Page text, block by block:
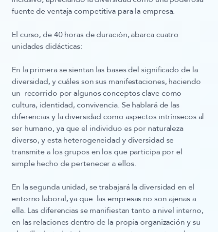
fuente de ventaja competitiva para la empresa.
El curso, de 40 horas de duración, abarca cuatro
unidades didácticas:
En la primera se sientan las bases delsignificado de la
diversidad, y cuáles son sus manifestaciones,haciendo
un recorrido por algunos conceptos clave como
cultura, identidad, convivencia. Se hablará de las
diferencias y la diversidad como aspectos intrínsecos al
ser humano, ya que el individuo es por naturaleza
diverso, y esta heterogeneidad y diversidad se
transmite a los grupos en los que participa por el
simple hecho de pertenecer a ellos.
En la segunda unidad, se trabajará la diversidad en el
entorno laboral, ya que las empresas no son ajenas a
ella. Las diferencias se manifiestan tanto a nivel interno,
en las relaciones dentro de la propia organización y su